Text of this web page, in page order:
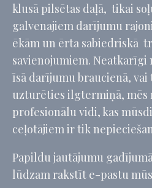
klusā pilsētas daļā, tikai
galvenajiem darījumu
ēkām un ērta sabiedriskā
savienojumiem. Neatkarīgi
īsā darījumu braucienā,
uzturēties ilgtermiņā, mēs
profesionālu vidi, kas
ceļotājiem ir tik
Papildu jautājumu
lūdzam rakstīt e-pastu